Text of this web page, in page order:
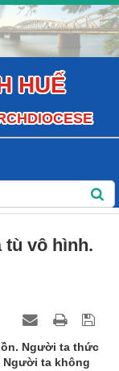
HUẾ
vô hình.
Người ta thức
ta không